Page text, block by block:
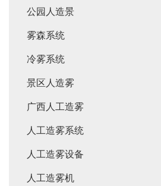
公园人造景
雾森系统
冷雾系统
景区人造雾
广西人工造雾
人工造雾系统
人工造雾设备
人工造雾机